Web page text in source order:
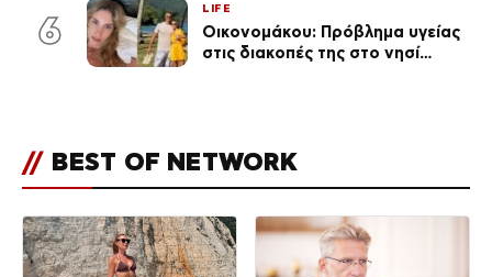
6
LIFE
Οικονομάκου: Πρόβλημα υγείας
στις διακοπές της στο νησί
// BEST OF NETWORK